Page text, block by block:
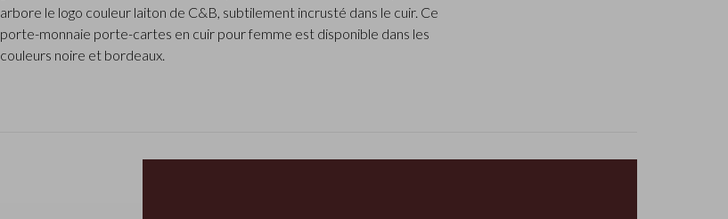
arbore le logo couleur laiton de C&B, subtilement incrusté dans le cuir. Ce
porte-monnaie porte-cartes en cuir pour femme est disponible dans les
couleurs noire et bordeaux.